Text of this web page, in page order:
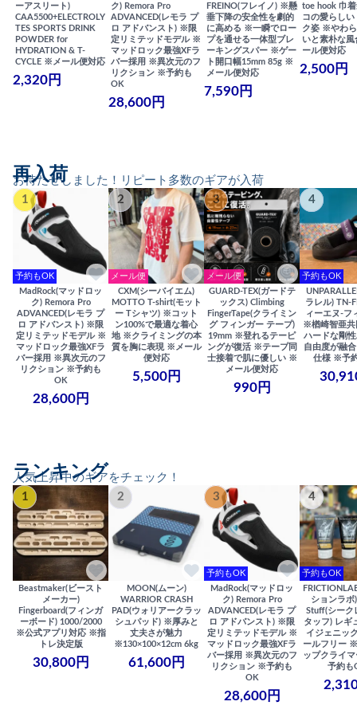
ーアスリート)
CAA5500+ELECTROLY
TES SPORTS DRINK
POWDER for
HYDRATION & T-
CYCLE ※メール便対応
2,320円
ク) Remora Pro
ADVANCED(レモラ プ
ロ アドバンスト) ※限
定リミテッドモデル ※
マッドロック最強XFラ
バー採用 ※異次元のフ
リクション ※予約も
OK
28,600円
FREINO(フレイノ) ※懸
垂下降の安全性を劇的
に高める ※一瞬でロー
プを通せる一体型ブレ
ーキングスパー ※ゲー
ト開口幅15mm 85g ※
メール便対応
7,590円
toe hook 巾
コの愛らしい
ク姿 ※やわ
いと素朴な
ール便対応
2,500円
お待たせしました！リピート多数のギアが入荷
再入荷
1
予約もOK
MadRock(マッドロッ
ク) Remora Pro
ADVANCED(レモラ プ
ロ アドバンスト) ※限
定リミテッドモデル ※
マッドロック最強XFラ
バー採用 ※異次元のフ
リクション ※予約も
OK
28,600円
2
メール便
CXM(シーバイエム)
MOTTO T-shirt(モット
ー Tシャツ) ※コット
ン100%で最適な着心
地 ※クライミングの本
質を胸に表現 ※メール
便対応
5,500円
3
メール便
GUARD-TEX(ガードテ
ックス) Climbing
FingerTape(クライミン
グ フィンガー テープ)
19mm ※登れるテーピ
ングが復活 ※テープ同
士接着で肌に優しい ※
メール便対応
990円
4
予約もOK
ラレル) TN-
ィーエヌ-フ
※楢崎智亜
ハードな剛
自由度が融
仕様 ※予
人気上昇中のギアをチェック！
ランキング
1
Beastmaker(ビースト
メーカー)
Fingerboard(フィンガ
ーボード) 1000/2000
※公式アプリ対応 ※指
トレ決定版
30,800円
2
MOON(ムーン)
WARRIOR CRASH
PAD(ウォリアークラッ
シュパッド) ※厚みと
丈夫さが魅力
※130×100×12cm 6kg
61,600円
3
予約もOK
MadRock(マッドロッ
ク) Remora Pro
ADVANCED(レモラ プ
ロ アドバンスト) ※限
定リミテッドモデル ※
マッドロック最強XFラ
バー採用 ※異次元のフ
リクション ※予約も
OK
28,600円
4
予約もOK
ションラボ
Stuff(シーク
タッフ) レギ
イジェニッ
ールフリー
ップクライ
予約も